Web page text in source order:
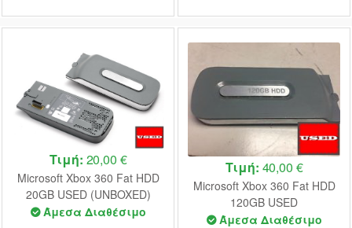
Τιμή: 20,00 €
Microsoft Xbox 360 Fat HDD
20GB USED (UNBOXED)
Άμεσα Διαθέσιμο
Τιμή: 40,00 €
Microsoft Xbox 360 Fat HDD
120GB USED
Άμεσα Διαθέσιμο